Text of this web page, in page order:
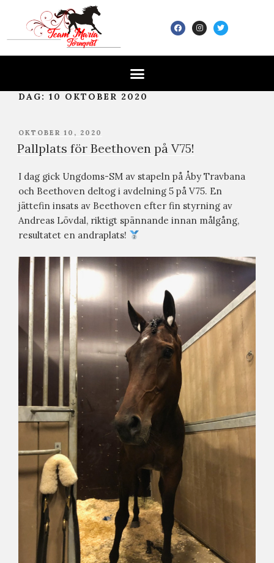
DAG: 10 OKTOBER 2020
OKTOBER 10, 2020
Pallplats för Beethoven på V75!
I dag gick Ungdoms-SM av stapeln på Åby Travbana
och Beethoven deltog i avdelning 5 på V75. En
jättefin insats av Beethoven efter fin styrning av
Andreas Lövdal, riktigt spännande innan målgång,
resultatet en andraplats!